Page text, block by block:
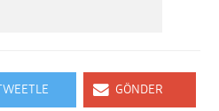
TWEETLE GÖNDER